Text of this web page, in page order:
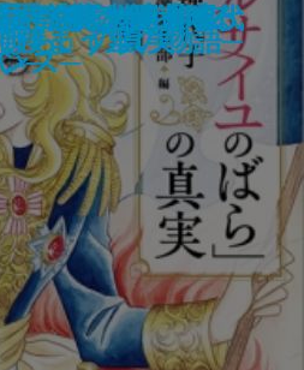
ション
きょうりゅう
「夢分析」から
─
─トランプを生
ち─
ら」の真実
第二巻─イス
─
棲まう里の物語─
─沖縄・遺骨収
界で夢を叶える
首をはねられる
考術─大混迷時代
ス─